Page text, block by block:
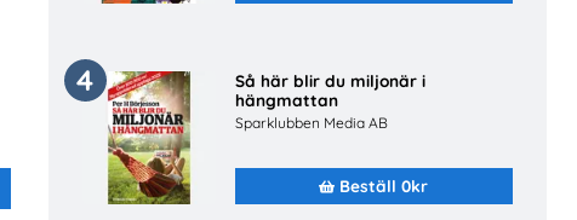
4
Så här blir du miljonär i
hängmattan
Sparklubben Media AB
Beställ 0kr